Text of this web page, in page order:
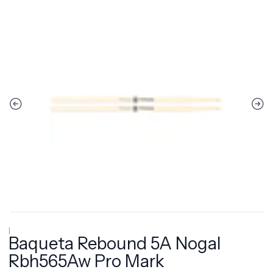
|
Baqueta Rebound 5A Nogal
Rbh565Aw Pro Mark